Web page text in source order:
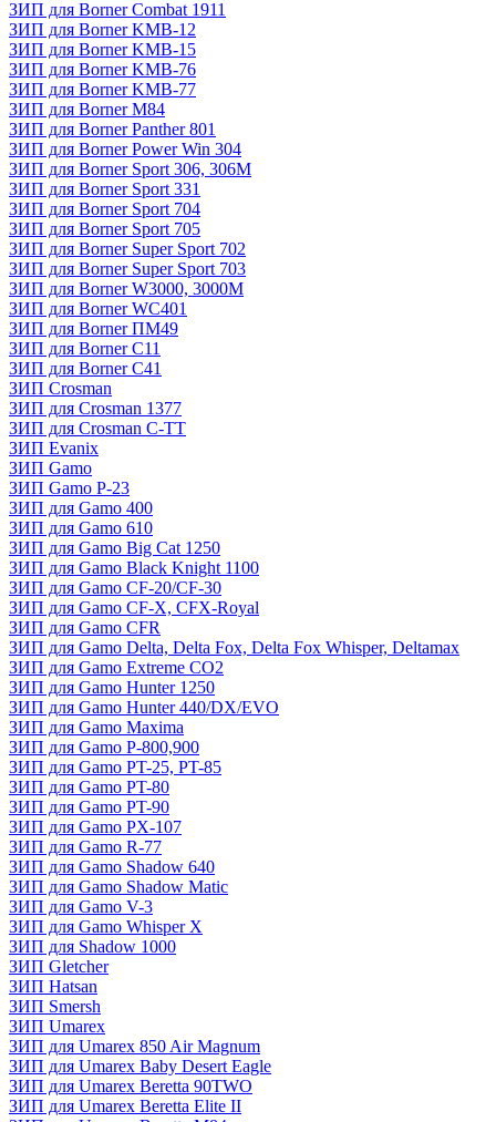
ЗИП для Borner Combat 1911
ЗИП для Borner KMB-12
ЗИП для Borner KMB-15
ЗИП для Borner KMB-76
ЗИП для Borner KMB-77
ЗИП для Borner M84
ЗИП для Borner Panther 801
ЗИП для Borner Power Win 304
ЗИП для Borner Sport 306, 306M
ЗИП для Borner Sport 331
ЗИП для Borner Sport 704
ЗИП для Borner Sport 705
ЗИП для Borner Super Sport 702
ЗИП для Borner Super Sport 703
ЗИП для Borner W3000, 3000М
ЗИП для Borner WC401
ЗИП для Borner ПМ49
ЗИП для Borner С11
ЗИП для Borner С41
ЗИП Crosman
ЗИП для Crosman 1377
ЗИП для Crosman C-TT
ЗИП Evanix
ЗИП Gamo
ЗИП Gamo P-23
ЗИП для Gamo 400
ЗИП для Gamo 610
ЗИП для Gamo Big Cat 1250
ЗИП для Gamo Black Knight 1100
ЗИП для Gamo CF-20/CF-30
ЗИП для Gamo CF-X, CFX-Royal
ЗИП для Gamo CFR
ЗИП для Gamo Delta, Delta Fox, Delta Fox Whisper, Deltamax
ЗИП для Gamo Extreme CO2
ЗИП для Gamo Hunter 1250
ЗИП для Gamo Hunter 440/DX/EVO
ЗИП для Gamo Maxima
ЗИП для Gamo P-800,900
ЗИП для Gamo PT-25, PT-85
ЗИП для Gamo PT-80
ЗИП для Gamo PT-90
ЗИП для Gamo PX-107
ЗИП для Gamo R-77
ЗИП для Gamo Shadow 640
ЗИП для Gamo Shadow Matic
ЗИП для Gamo V-3
ЗИП для Gamo Whisper X
ЗИП для Shadow 1000
ЗИП Gletcher
ЗИП Hatsan
ЗИП Smersh
ЗИП Umarex
ЗИП для Umarex 850 Air Magnum
ЗИП для Umarex Baby Desert Eagle
ЗИП для Umarex Beretta 90TWO
ЗИП для Umarex Beretta Elite II